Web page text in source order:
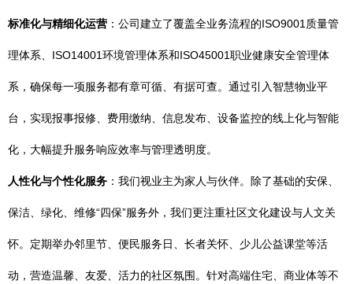
标准化与精细化运营 ：公司建立了覆盖全业务流程的ISO9001质量管
理体系、ISO14001环境管理体系和ISO45001职业健康安全管理体
系，确保每一项服务都有章可循、有据可查。通过引入智慧物业平
台，实现报事报修、费用缴纳、信息发布、设备监控的线上化与智能
化，大幅提升服务响应效率与管理透明度。
人性化与个性化服务 ：我们视业主为家人与伙伴。除了基础的安保、
保洁、绿化、维修“四保”服务外，我们更注重社区文化建设与人文关
怀。定期举办邻里节、便民服务日、长者关怀、少儿公益课堂等活
动，营造温馨、友爱、活力的社区氛围。针对高端住宅、商业体等不